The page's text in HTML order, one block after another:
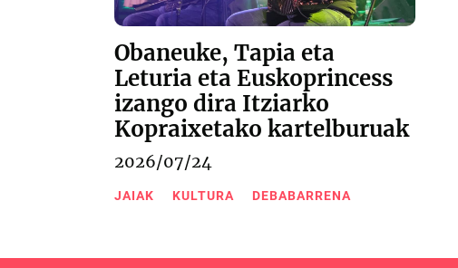
Obaneuke, Tapia eta
Leturia eta Euskoprincess
izango dira Itziarko
Kopraixetako kartelburuak
2026/07/24
JAIAK KULTURA DEBABARRENA